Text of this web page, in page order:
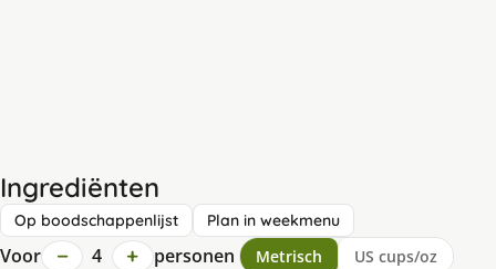
Ingrediënten
Op boodschappenlijst Plan in weekmenu
Voor − 4 + personen Metrisch US cups/oz